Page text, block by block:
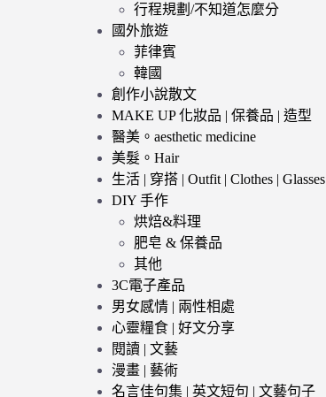
行程規劃/不知道怎麼分
國外旅遊
菲律賓
韓國
創作小說散文
MAKE UP 化妝品 | 保養品 | 造型
醫美。aesthetic medicine
美髮。Hair
生活 | 穿搭 | Outfit | Clothes | Glasses
DIY 手作
烘焙&料理
肥皂 & 保養品
其他
3C電子產品
男女感情 | 兩性相處
心靈糧食 | 好文分享
閱讀 | 文藝
漫畫 | 藝術
名言佳句集 | 英文短句 | 文藝句子